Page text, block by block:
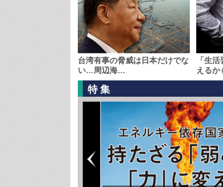
台湾有事の脅威は日本だけでな
い…周辺海…
「生
える
特集